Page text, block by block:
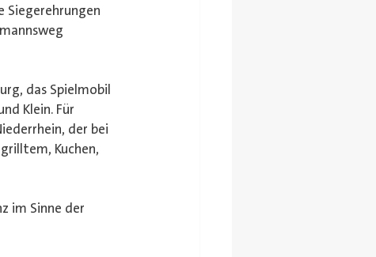
Siegerehrungen
das Spielmobil
Klein. Für
der bei
Kuchen,
im Sinne der